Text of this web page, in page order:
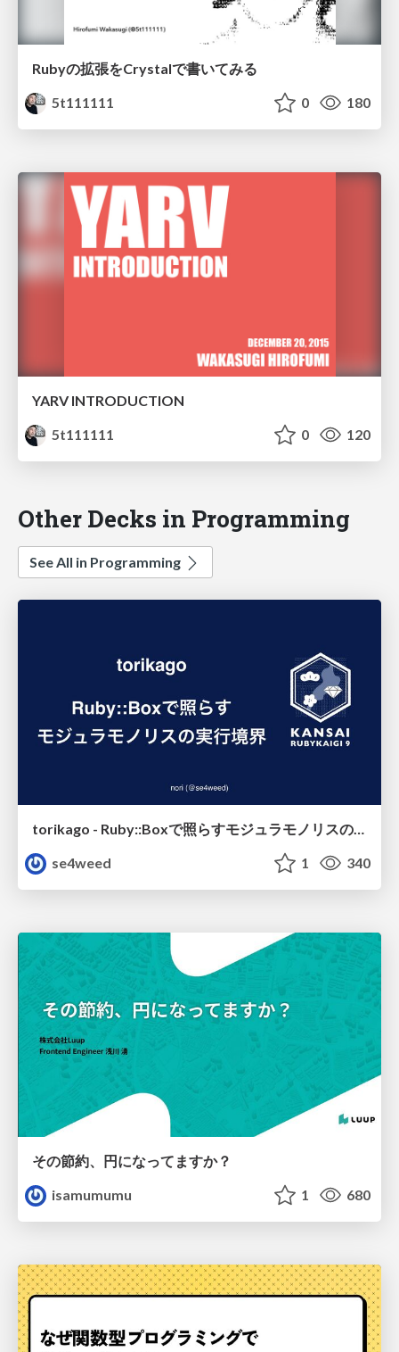
Rubyの拡張をCrystalで書いてみる
5t111111
0 180
YARV INTRODUCTION
5t111111
0 120
Other Decks in Programming
See All in Programming
se4weed
1 340
その節約、円になってますか？
isamumumu
1 680